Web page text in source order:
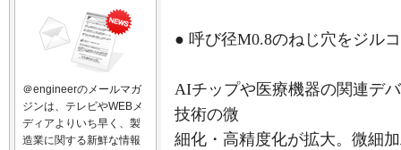
● 呼び径M0.8のねじ穴をジル
AIチップや医療機器の関連デ
技術の微
細化・高精度化が拡大。微細
＠engineerのメールマガ
ジンは、テレビやWEBメ
ディアよりいち早く、製
造業に関する新鮮な情報